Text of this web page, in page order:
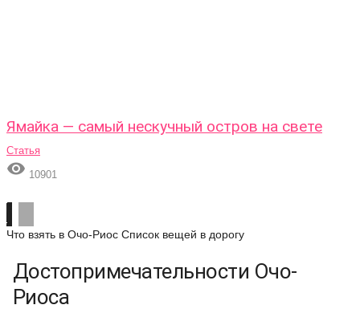
Ямайка — самый нескучный остров на свете
Статья
 10901
Что взять в Очо-Риос Список вещей в дорогу
Достопримечательности Очо-
Риоса